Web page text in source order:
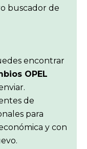
buscador de
encontrar
OPEL
de
para
y con